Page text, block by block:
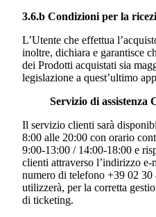
3.6.b Condizioni per la
L’Utente che effettua
inoltre, dichiara e garantisce
dei Prodotti acquistati sia
legislazione a quest’ultimo
Servizio di assistenza
Il servizio clienti sarà
8:00 alle 20:00 con orario
9:00-13:00 / 14:00-18:00 e
clienti attraverso l’indirizzo
numero di telefono +39 02
utilizzerà, per la corretta
di ticketing.